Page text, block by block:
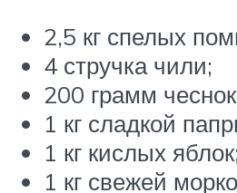
2,5 кг спелых
4 стручка чили;
200 грамм
1 кг сладкой
1 кг кислых яблок;
1 кг свежей